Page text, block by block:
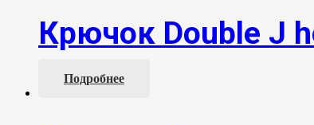
Крючок Double J
Подробнее